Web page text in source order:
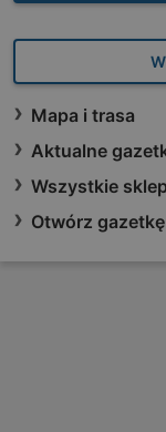
Mapa i trasa
Aktualne
Wszystkie
Otwórz